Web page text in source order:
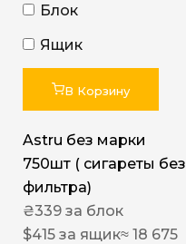
Блок
Ящик
В Корзину
Astru без марки
750шт ( сигареты без
фильтра)
₴339 за блок
$415 за ящик≈ 18 675